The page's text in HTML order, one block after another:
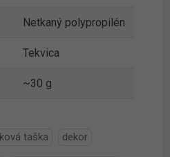
Netkaný polypropilén
Tekvica
~30 g
taška dekor